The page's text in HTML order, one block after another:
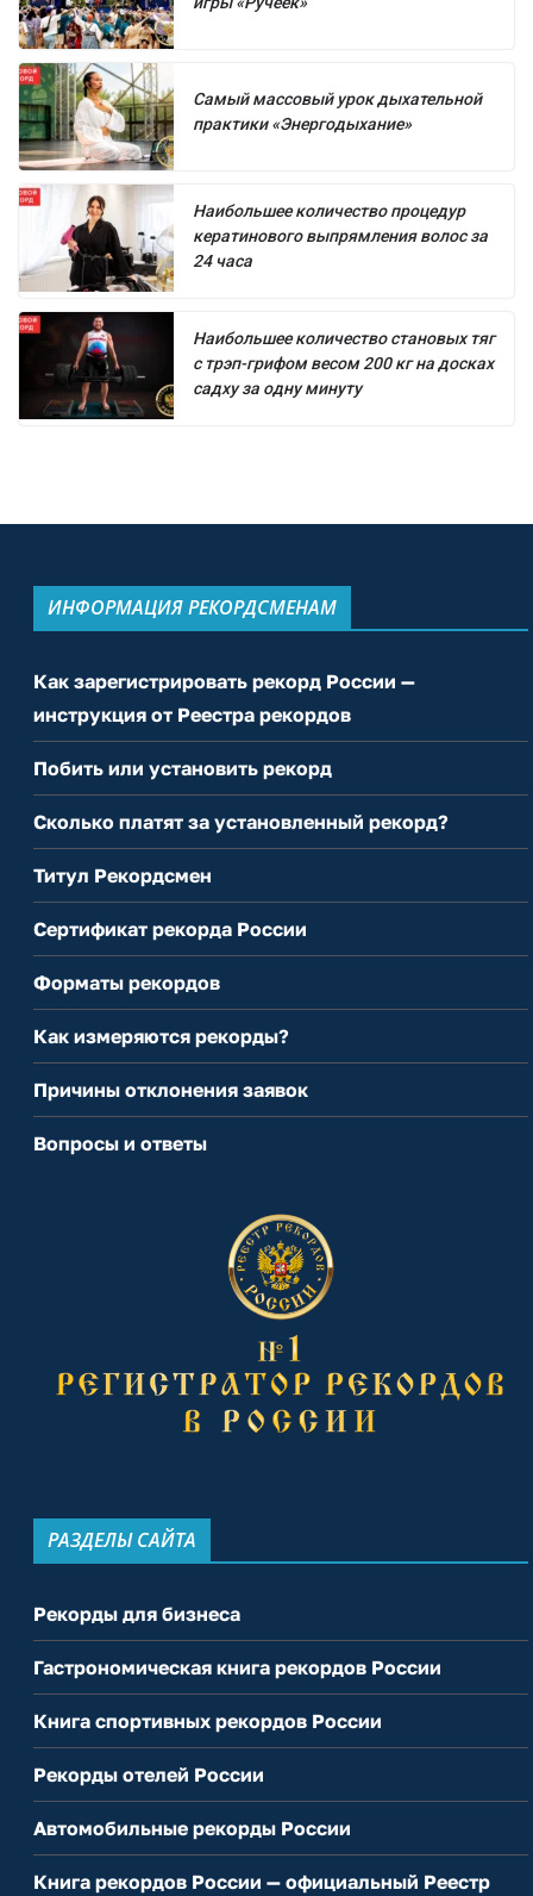
Самый массовый урок дыхательной
практики «Энергодыхание»
Наибольшее количество процедур
кератинового выпрямления волос за
24 часа
Наибольшее количество становых тяг
с трэп-грифом весом 200 кг на досках
садху за одну минуту
ИНФОРМАЦИЯ РЕКОРДСМЕНАМ
Как зарегистрировать рекорд России —
инструкция от Реестра рекордов
Побить или установить рекорд
Сколько платят за установленный рекорд?
Титул Рекордсмен
Сертификат рекорда России
Форматы рекордов
Как измеряются рекорды?
Причины отклонения заявок
Вопросы и ответы
РАЗДЕЛЫ САЙТА
Рекорды для бизнеса
Гастрономическая книга рекордов России
Книга спортивных рекордов России
Рекорды отелей России
Автомобильные рекорды России
Книга рекордов России — официальный Реестр